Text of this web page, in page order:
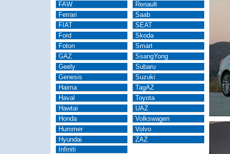
FAW
Ferrari
FIAT
Ford
Foton
GAZ
Geely
Genesis
Haima
Haval
Hawtai
Honda
Hummer
Hyundai
Infiniti
Renault
Saab
SEAT
Skoda
Smart
SsangYong
Subaru
Suzuki
TagAZ
Toyota
UAZ
Volkswagen
Volvo
ZAZ